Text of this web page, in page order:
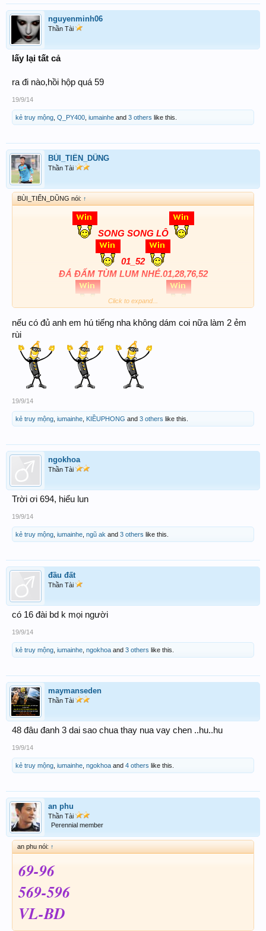
nguyenminh06
Thần Tài
lấy lại tất cả
ra đi nào,hồi hộp quá 59
19/9/14
kẻ truy mộng Q_PY400 iumainhe and 3 others like this.
BÙI_TIẾN_DŨNG
Thần Tài
BÙI_TIẾN_DŨNG nói: ↑
SONG SONG LÔ
01_52
ĐÁ ĐẤM TÙM LUM NHÉ.01,28,76,52
3C+XC 401_352
Chúc anh chị em ngày mai lại rạng rỡ
Click to expand...
nếu có đủ anh em hú tiếng nha không dám coi nữa làm 2 ẻm
rùi
19/9/14
kẻ truy mộng iumainhe KIỀUPHONG and 3 others like this.
ngokhoa
Thần Tài
Trời ơi 694, hiểu lun
19/9/14
kẻ truy mộng iumainhe ngũ ak and 3 others like this.
đầu đất
Thần Tài
có 16 đài bd k mọi người
19/9/14
kẻ truy mộng iumainhe ngokhoa and 3 others like this.
maymanseden
Thần Tài
48 đâu đanh 3 dai sao chua thay nua vay chen ..hu..hu
19/9/14
kẻ truy mộng iumainhe ngokhoa and 4 others like this.
an phu
Thần Tài
Perennial member
an phu nói: ↑
69-96
569-596
VL-BD